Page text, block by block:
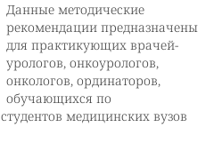
Данные методические
рекомендации предназначены
для практикующих врачей-
урологов, онкоурологов,
онкологов, ординаторов,
обучающихся по
медицинских вузов